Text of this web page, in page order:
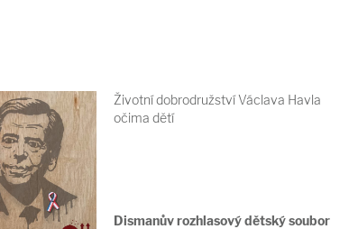
Životní dobrodružství Václava Havla
očima dětí
Dismanův rozhlasový dětský soubor